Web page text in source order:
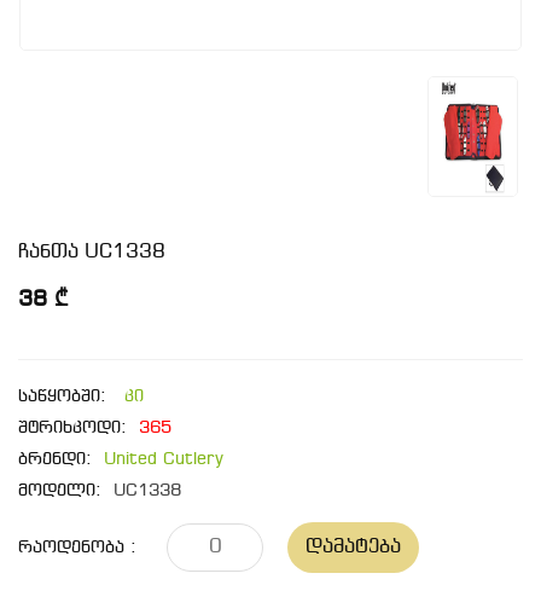
ჩანთა UC1338
38 ₾
საწყობში:
კი
შტრიხკოდი:
365
ბრენდი:
United Cutlery
მოდელი:
UC1338
Რაოდენობა : Დამატება